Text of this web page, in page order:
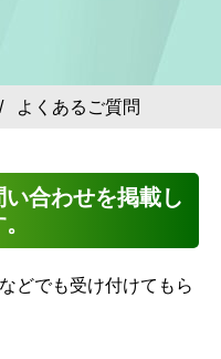
よくあるご質問
合わせを掲載し
どでも受け付けてもら